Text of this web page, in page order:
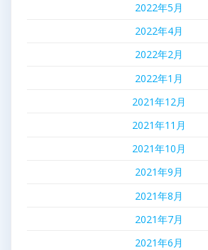
2022年5月
2022年4月
2022年2月
2022年1月
2021年12月
2021年11月
2021年10月
2021年9月
2021年8月
2021年7月
2021年6月